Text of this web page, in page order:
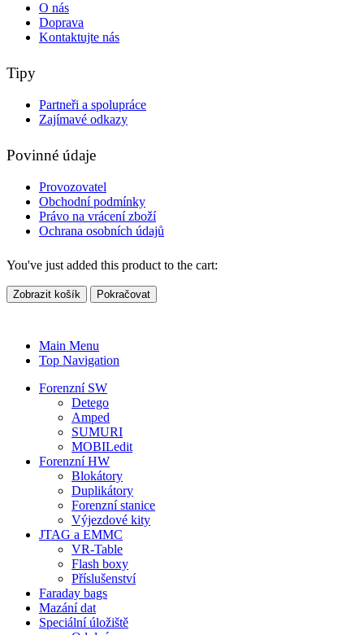
O nás
Doprava
Kontaktujte nás
Tipy
Partneři a spolupráce
Zajímavé odkazy
Povinné údaje
Provozovatel
Obchodní podmínky
Právo na vrácení zboží
Ochrana osobních údajů
You've just added this product to the cart:
Zobrazit košík Pokračovat
Main Menu
Top Navigation
Forenzní SW
Detego
Amped
SUMURI
MOBILedit
Forenzní HW
Blokátory
Duplikátory
Forenzní stanice
Výjezdové kity
JTAG a EMMC
VR-Table
Flash boxy
Příslušenství
Faraday bags
Mazání dat
Speciální úložiště